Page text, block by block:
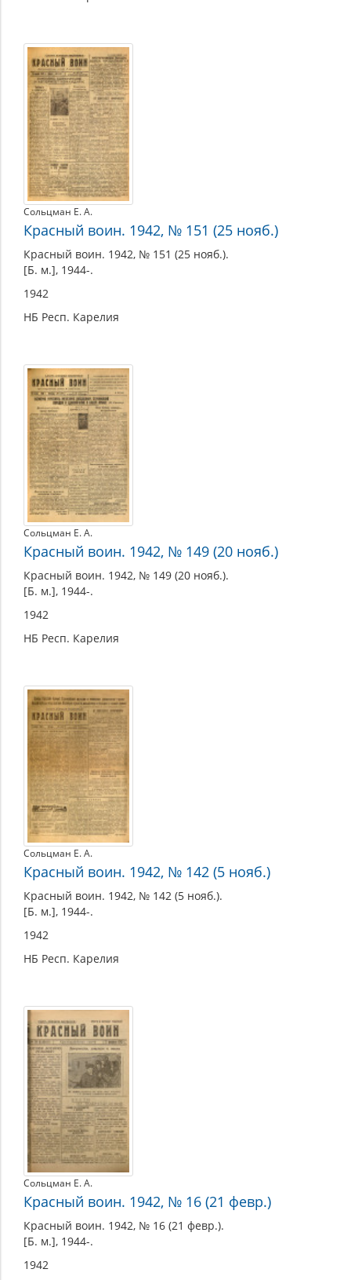
Сольцман Е. А.
Красный воин. 1942, № 151 (25 нояб.)
Красный воин. 1942, № 151 (25 нояб.).
[Б. м.], 1944-.
1942
НБ Респ. Карелия
Сольцман Е. А.
Красный воин. 1942, № 149 (20 нояб.)
Красный воин. 1942, № 149 (20 нояб.).
[Б. м.], 1944-.
1942
НБ Респ. Карелия
Сольцман Е. А.
Красный воин. 1942, № 142 (5 нояб.)
Красный воин. 1942, № 142 (5 нояб.).
[Б. м.], 1944-.
1942
НБ Респ. Карелия
Сольцман Е. А.
Красный воин. 1942, № 16 (21 февр.)
Красный воин. 1942, № 16 (21 февр.).
[Б. м.], 1944-.
1942